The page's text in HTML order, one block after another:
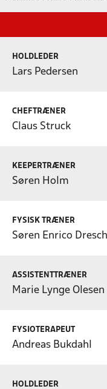
HOLDLEDER
Lars Pedersen
CHEFTRÆNER
Claus Struck
KEEPERTRÆNER
Søren Holm
FYSISK TRÆNER
Søren Enrico
ASSISTENTTRÆNER
Marie Lynge Olesen
FYSIOTERAPEUT
Andreas Bukdahl
HOLDLEDER